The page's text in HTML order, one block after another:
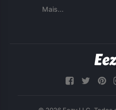
Mais...